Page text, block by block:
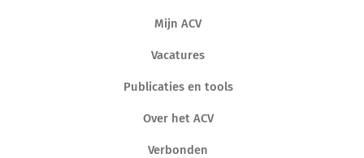
Mijn ACV
Vacatures
Publicaties en tools
Over het ACV
Verbonden